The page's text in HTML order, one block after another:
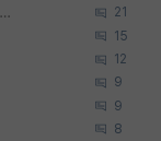
SSH 박사과정을 그만두고 지방대 박사로 옮기면 교수의 꿈은 끝일까요? 21
15
12
9
9
8